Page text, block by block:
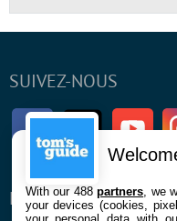
SUIVEZ-NOUS
FacebookTwitter
ENTREPRISE
With our 488partners , we
your devices (cookies,
your personal data with